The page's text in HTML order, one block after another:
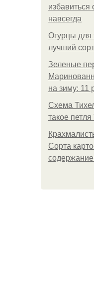
навсегда
Огурцы для
лучший сорт
Зеленые
на зиму: 11
Схема
такое
Сорта